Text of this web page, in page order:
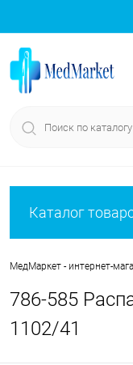
Каталог
МедМаркет - интернет-
786-585
1102/41